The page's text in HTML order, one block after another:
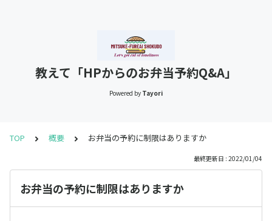
教えて「HPからのお弁当予約Q&A」
Powered by Tayori
TOP 概要 お弁当の予約に制限はありますか
最終更新日 : 2022/01/04
お弁当の予約に制限はありますか